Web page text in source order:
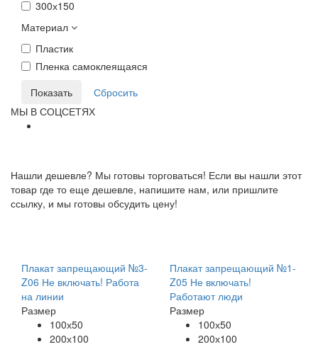
300х150
Материал
Пластик
Пленка самоклеящаяся
МЫ В СОЦСЕТЯХ
Нашли дешевле? Мы готовы торговаться! Если вы нашли этот
товар где то еще дешевле, напишите нам, или пришлите
ссылку, и мы готовы обсудить цену!
Плакат запрещающий №3-
Z06 Не включать! Работа
на линии
Размер
100х50
200х100
Плакат запрещающий №1-
Z05 Не включать!
Работают люди
Размер
100х50
200х100